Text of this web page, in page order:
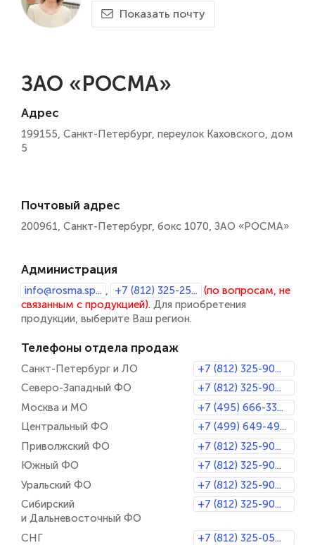
Показать почту
ЗАО «РОСМА»
Адрес
199155, Санкт-Петербург, переулок Каховского, дом
5
Почтовый адрес
200961, Санкт-Петербург, бокс 1070, ЗАО «РОСМА»
Администрация
info@rosma.sp... +7 (812) 325-25...
(по вопросам, не
связанным с продукцией). Для приобретения
продукции, выберите Ваш регион.
Телефоны отдела продаж
Санкт-Петербург и ЛО
+7 (812) 325-90...
Северо-Западный ФО
+7 (812) 325-90...
Москва и МО
+7 (495) 666-33...
Центральный ФО
+7 (499) 649-49...
Приволжский ФО
+7 (812) 325-90...
Южный ФО
+7 (812) 325-90...
Уральский ФО
+7 (812) 325-90...
Сибирский
и Дальневосточный ФО
+7 (812) 325-90...
СНГ +7 (812) 325-05...